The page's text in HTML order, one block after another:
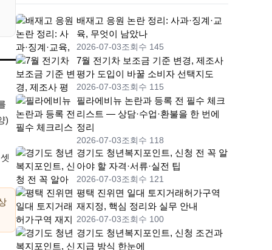
)
배재고 응원 논란 정리: 사과·징계·교
육, 무엇이 남았나
2026-07-03조회수 145
7월 전기차 보조금 기준 변경, 제조사
평가 도입이 바꿀 소비자 선택지도
2026-07-03조회수 115
필라에비뉴 논란과 등록 전 필수 체크
리스트 — 상담·수업·환불을 한 번에
정리
2026-07-03조회수 118
경기도 청년복지포인트, 신청 전 꼭 알
아야 할 자격·서류·실전 팁
2026-07-03조회수 121
평택 진위면 일대 토지거래허가구역
재지정, 핵심 정리와 실무 안내
2026-07-03조회수 100
경기도 청년복지포인트, 신청 조건과
지급 방식 한눈에